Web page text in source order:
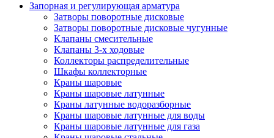
Запорная и регулирующая арматура
Затворы поворотные дисковые
Затворы поворотные дисковые чугунные
Клапаны смесительные
Клапаны 3-х ходовые
Коллекторы распределительные
Шкафы коллекторные
Краны шаровые
Краны шаровые латунные
Краны латунные водоразборные
Краны шаровые латунные для воды
Краны шаровые латунные для газа